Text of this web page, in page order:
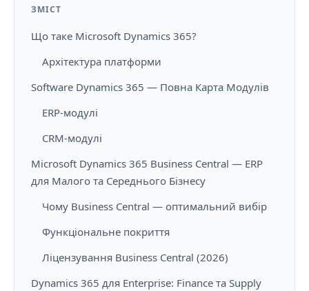
ЗМІСТ
Що таке Microsoft Dynamics 365?
Архітектура платформи
Software Dynamics 365 — Повна Карта Модулів
ERP-модулі
CRM-модулі
Microsoft Dynamics 365 Business Central — ERP
для Малого та Середнього Бізнесу
Чому Business Central — оптимальний вибір
Функціональне покриття
Ліцензування Business Central (2026)
Dynamics 365 для Enterprise: Finance та Supply